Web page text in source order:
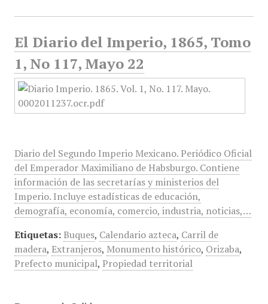
El Diario del Imperio, 1865, Tomo
1, No 117, Mayo 22
Diario del Segundo Imperio Mexicano. Periódico Oficial
del Emperador Maximiliano de Habsburgo. Contiene
información de las secretarías y ministerios del
Imperio. Incluye estadísticas de educación,
demografía, economía, comercio, industria, noticias,…
Etiquetas: Buques, Calendario azteca, Carril de
madera, Extranjeros, Monumento histórico, Orizaba,
Prefecto municipal, Propiedad territorial